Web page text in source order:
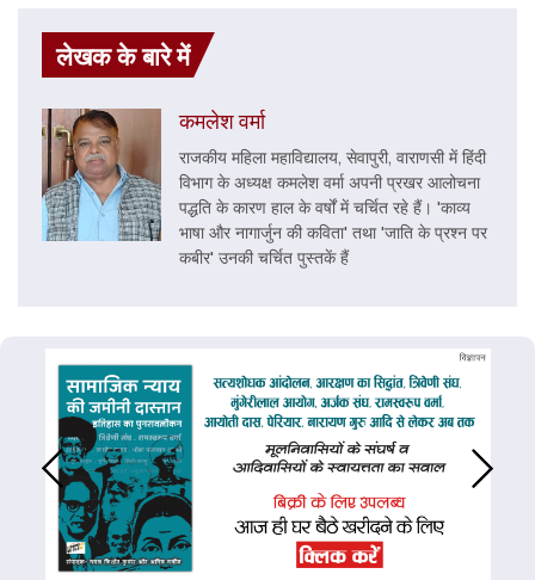
लेखक के बारे में
कमलेश वर्मा
राजकीय महिला महाविद्यालय, सेवापुरी, वाराणसी में हिंदी
विभाग के अध्यक्ष कमलेश वर्मा अपनी प्रखर आलोचना
पद्धति के कारण हाल के वर्षों में चर्चित रहे हैं। 'काव्य
भाषा और नागार्जुन की कविता' तथा 'जाति के प्रश्न पर
कबीर' उनकी चर्चित पुस्तकें हैं